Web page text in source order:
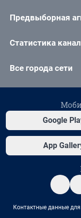
Предвыборная
Статистика
Все города сети
Google
App
Контактные данные